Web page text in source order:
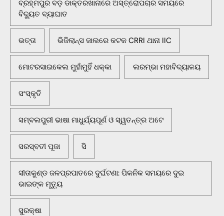
ବ୍ରହ୍ମପୁର ବଡ଼ ଡାକ୍ତରଖାନାରେ ଅସ୍ତ୍ରୋପଚାର ସମୟରେ
ବିଦ୍ୟୁତ ବ୍ୟାଘାତ
ଭତ୍ତା ଭିଜିଲାନ୍ସ ଜାଲରେ କଟକ CRRI ଥାନା IIC
ମୋଟରସାଇକେଲ ମୁହାଁମୁହିଁ ଧକ୍କା ଲରମ୍ଭା ମହାବିଦ୍ୟାଳୟ
ସଂସ୍କୃତି
ସମ୍ବଲପୁରୀ ଭାଷା ମାଧୁର୍ଯ୍ୟପୂର୍ଣ ଓ ସ୍ୱତନ୍ତ୍ର ଅଟେ
ସରସ୍ବତୀ ପୂଜା ସି
ସୀତାକୁଣ୍ଡ ଜଳପ୍ରପାତରେ ଦୁର୍ଘଟଣା: ପିକନିକ ସମୟରେ ଦୁଇ
ଭାଇଙ୍କ ମୃତ୍ୟୁ
ସୁରକ୍ଷା